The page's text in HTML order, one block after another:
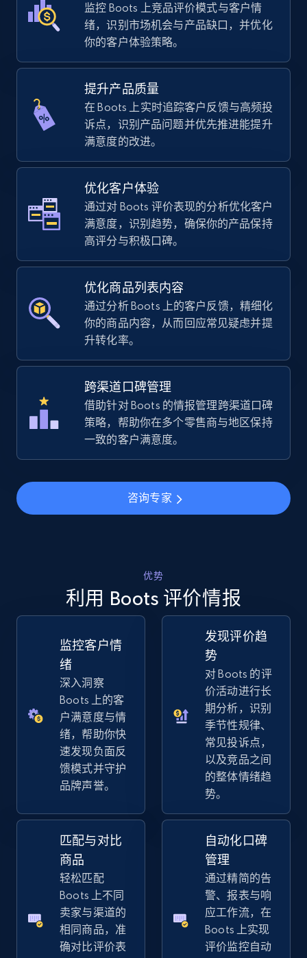
Walmart - products - Discover products by
using sku numbers
URL, Final price, Sku, Currency, Gtin,
Specifications, Image urls, Top reviews, and
more.
878+ 立即开始
TikTok Shop
URL, Title, Available, Description, Currency, Initial
price, Final price, Discount percent, and more.
TikTok Shop - category
URL, Title, Available, Description, Currency, Initial
669+ 立即开始
TikTok Shop - Collect TikTok shop products
by keywords search
URL, Title, Available, Description, Currency, Initial
TikTok Shop - discover records by shop url
URL, Title, Available, Description, Currency, Initial
price, Final price, Discount percent, and more.
5.4K+ 669+ 立即开始
Amazon sellers info
Seller id, URL, Seller name, Description, Detailed
info, Stars, Feedbacks, Return policy, and more.
2.5K+ 立即开始
eBay
URL, Product id, Title, Seller name, Seller rating,
监控 Boots 上竞品评价模式与客户情
绪，识别市场机会与产品缺口，并优化
你的客户体验策略。
提升产品质量
在 Boots 上实时追踪客户反馈与高频投
诉点，识别产品问题并优先推进能提升
满意度的改进。
优化客户体验
通过对 Boots 评价表现的分析优化客户
满意度，识别趋势，确保你的产品保持
高评分与积极口碑。
优化商品列表内容
通过分析 Boots 上的客户反馈，精细化
你的商品内容，从而回应常见疑虑并提
升转化率。
跨渠道口碑管理
借助针对 Boots 的情报管理跨渠道口碑
策略，帮助你在多个零售商与地区保持
一致的客户满意度。
咨询专家
优势
利用 Boots 评价情报
监控客户情
绪
深入洞察
Boots 上的客
户满意度与情
绪，帮助你快
速发现负面反
馈模式并守护
品牌声誉。
发现评价趋
势
对 Boots 的评
价活动进行长
期分析，识别
季节性规律、
常见投诉点，
以及竞品之间
的整体情绪趋
势。
匹配与对比
商品
轻松匹配
Boots 上不同
卖家与渠道的
相同商品，准
确对比评价表
自动化口碑
管理
通过精简的告
警、报表与响
应工作流，在
Boots 上实现
评价监控自动